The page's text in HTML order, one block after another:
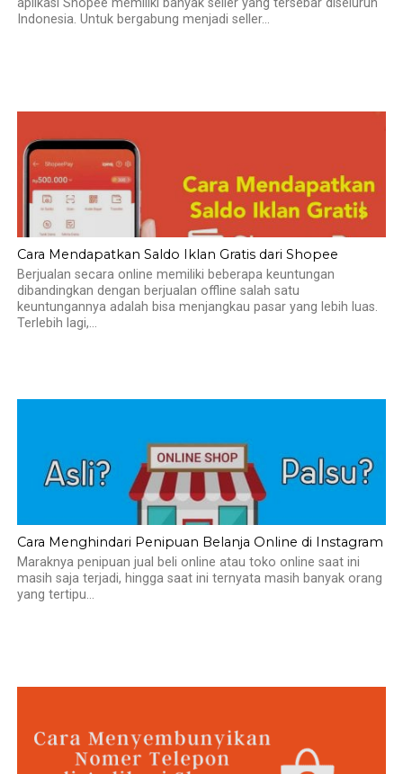
aplikasi Shopee memiliki banyak seller yang tersebar diseluruh
Indonesia. Untuk bergabung menjadi seller...
Cara Mendapatkan Saldo Iklan Gratis dari Shopee
Berjualan secara online memiliki beberapa keuntungan
dibandingkan dengan berjualan offline salah satu
keuntungannya adalah bisa menjangkau pasar yang lebih luas.
Terlebih lagi,...
Cara Menghindari Penipuan Belanja Online di Instagram
Maraknya penipuan jual beli online atau toko online saat ini
masih saja terjadi, hingga saat ini ternyata masih banyak orang
yang tertipu...